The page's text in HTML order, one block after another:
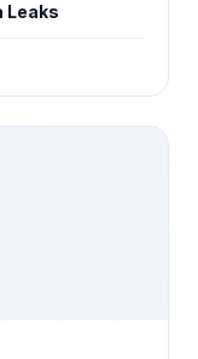
Leaks